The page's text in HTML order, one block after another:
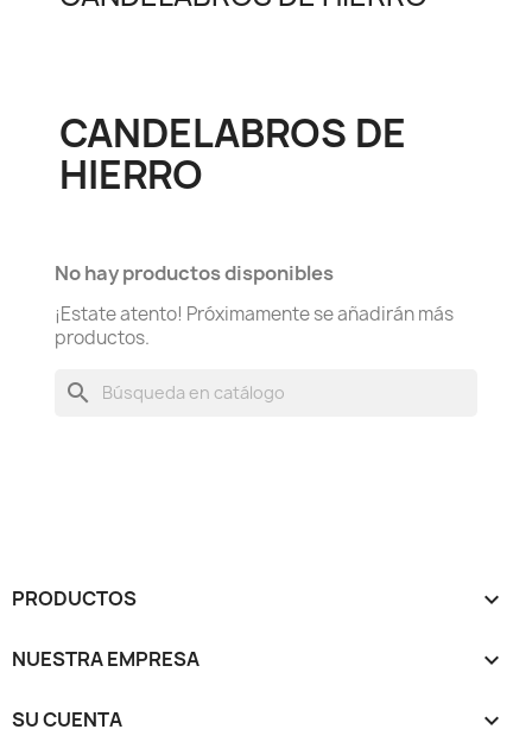
CANDELABROS DE
HIERRO
No hay productos disponibles
¡Estate atento! Próximamente se añadirán más
productos.
search
PRODUCTOS 
NUESTRA EMPRESA 
SU CUENTA 